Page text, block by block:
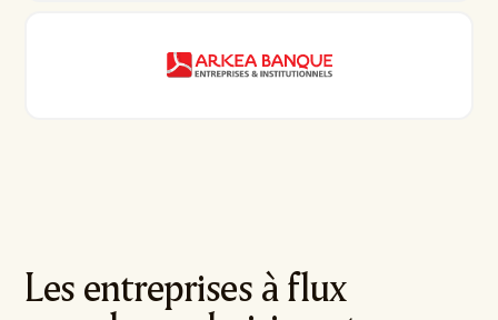
Les entreprises à flux